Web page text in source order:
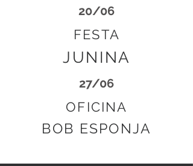
20/06
FESTA
JUNINA
27/06
OFICINA
BOB ESPONJA